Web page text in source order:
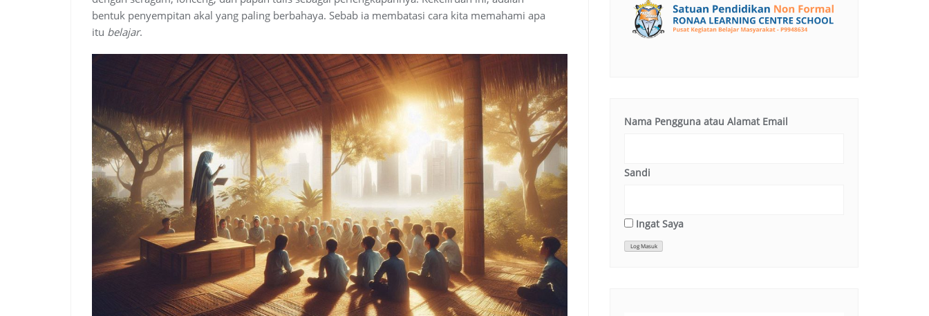
s
o
m
bentuk penyempitan akal yang paling berbahaya. Sebab ia membatasi cara kita memahami apa
itu belajar.
Nama Pengguna atau Alamat Email
Sandi
Ingat Saya